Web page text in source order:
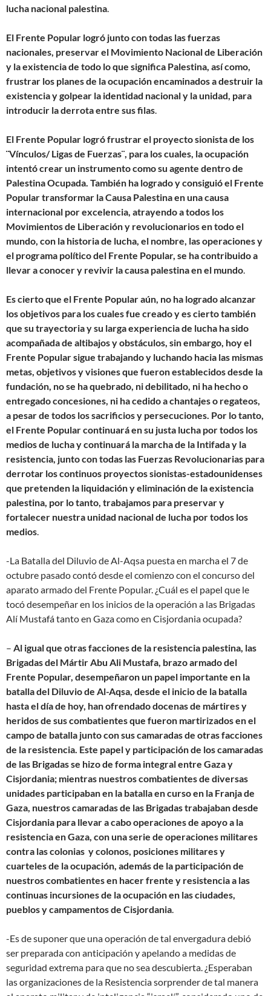
lucha nacional palestina
El Frente Popular logró junto con todas las fuerzas
nacionales, preservar el Movimiento Nacional de Liberación
y la existencia de todo lo que significa Palestina, así como,
frustrar los planes de la ocupación encaminados a destruir la
existencia y golpear la identidad nacional y la unidad, para
introducir la derrota entre sus filas
El Frente Popular logró frustrar el proyecto sionista de los
¨Vínculos/ Ligas de Fuerzas¨, para los cuales, la ocupación
intentó crear un instrumento como su agente dentro de
Palestina Ocupada. También ha logrado y consiguió el Frente
Popular transformar la Causa Palestina en una causa
internacional por excelencia, atrayendo a todos los
Movimientos de Liberación y revolucionarios en todo el
mundo, con la historia de lucha, el nombre, las operaciones y
el programa político del Frente Popular, se ha contribuido a
llevar a conocer y revivir la causa palestina en el mundo
Es cierto que el Frente Popular aún, no ha logrado alcanzar
los objetivos para los cuales fue creado y es cierto también
que su trayectoria y su larga experiencia de lucha ha sido
acompañada de altibajos y obstáculos, sin embargo, hoy el
Frente Popular sigue trabajando y luchando hacia las mismas
metas, objetivos y visiones que fueron establecidos desde la
fundación, no se ha quebrado, ni debilitado, ni ha hecho o
entregado concesiones, ni ha cedido a chantajes o regateos,
a pesar de todos los sacrificios y persecuciones. Por lo tanto,
el Frente Popular continuará en su justa lucha por todos los
medios de lucha y continuará la marcha de la Intifada y la
resistencia, junto con todas las Fuerzas Revolucionarias para
derrotar los continuos proyectos sionistas-estadounidenses
que pretenden la liquidación y eliminación de la existencia
palestina, por lo tanto, trabajamos para preservar y
fortalecer nuestra unidad nacional de lucha por todos los
medios
-La Batalla del Diluvio de Al-Aqsa puesta en marcha el 7 de
octubre pasado contó desde el comienzo con el concurso del
aparato armado del Frente Popular. ¿Cuál es el papel que le
tocó desempeñar en los inicios de la operación a las Brigadas
Alí Mustafá tanto en Gaza como en Cisjordania ocupada?
– Al igual que otras facciones de la resistencia palestina, las
Brigadas del Mártir Abu Ali Mustafa, brazo armado del
Frente Popular, desempeñaron un papel importante en la
batalla del Diluvio de Al-Aqsa, desde el inicio de la batalla
hasta el día de hoy, han ofrendado docenas de mártires y
heridos de sus combatientes que fueron martirizados en el
campo de batalla junto con sus camaradas de otras facciones
de la resistencia. Este papel y participación de los camaradas
de las Brigadas se hizo de forma integral entre Gaza y
Cisjordania; mientras nuestros combatientes de diversas
unidades participaban en la batalla en curso en la Franja de
Gaza, nuestros camaradas de las Brigadas trabajaban desde
Cisjordania para llevar a cabo operaciones de apoyo a la
resistencia en Gaza, con una serie de operaciones militares
contra las colonias y colonos, posiciones militares y
cuarteles de la ocupación, además de la participación de
nuestros combatientes en hacer frente y resistencia a las
continuas incursiones de la ocupación en las ciudades,
pueblos y campamentos de Cisjordania
-Es de suponer que una operación de tal envergadura debió
ser preparada con anticipación y apelando a medidas de
seguridad extrema para que no sea descubierta. ¿Esperaban
las organizaciones de la Resistencia sorprender de tal manera